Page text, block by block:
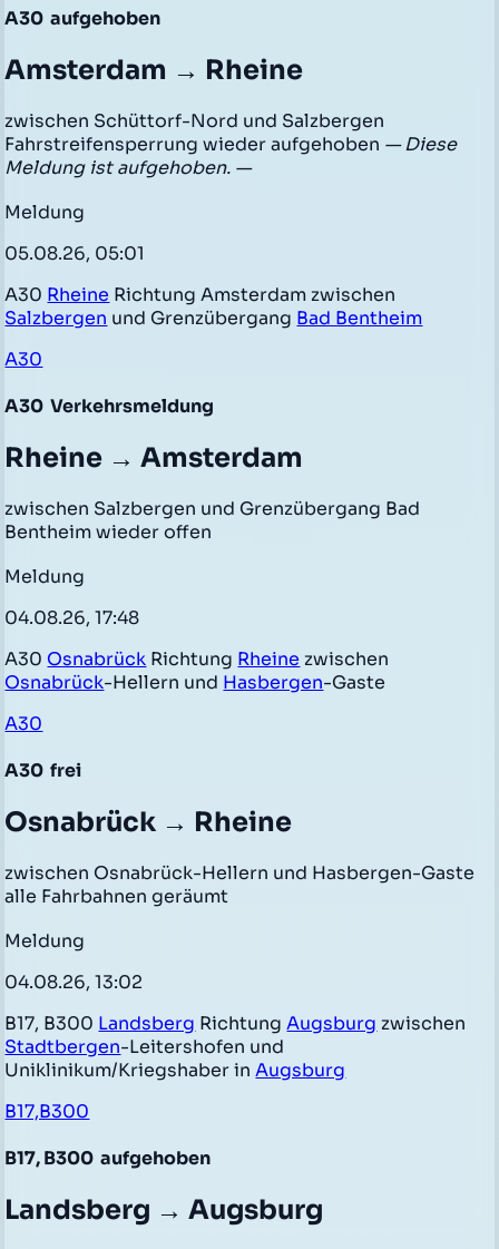
A30 aufgehoben
Amsterdam → Rheine
zwischen Schüttorf-Nord und Salzbergen
Fahrstreifensperrung wieder aufgehoben — Diese
Meldung ist aufgehoben. —
Meldung
05.08.26, 05:01
A30 Rheine Richtung Amsterdam zwischen
Salzbergen und Grenzübergang Bad Bentheim
A30
A30 Verkehrsmeldung
Rheine → Amsterdam
zwischen Salzbergen und Grenzübergang Bad
Bentheim wieder offen
Meldung
04.08.26, 17:48
A30 Osnabrück Richtung Rheine zwischen
Osnabrück-Hellern und Hasbergen-Gaste
A30
A30 frei
Osnabrück → Rheine
zwischen Osnabrück-Hellern und Hasbergen-Gaste
alle Fahrbahnen geräumt
Meldung
04.08.26, 13:02
B17, B300 Landsberg RichtungAugsburg zwischen
Stadtbergen-Leitershofen und
Uniklinikum/Kriegshaber inAugsburg
B17,B300
B17, B300 aufgehoben
Landsberg → Augsburg